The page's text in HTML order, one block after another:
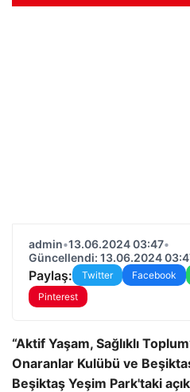
admin•13.06.2024 03:47•
Güncellendi: 13.06.2024
Paylaş: Twitter Facebook
Pinterest
“Aktif Yaşam, Sağlıklı
Onaranlar Kulübü ve
Beşiktaş Yeşim Park'taki